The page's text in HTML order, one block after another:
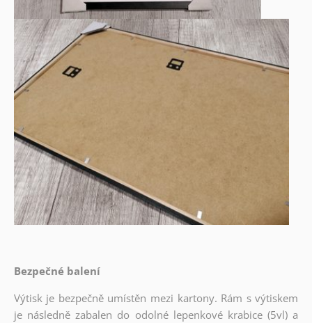
Bezpečné balení
Výtisk je bezpečně umístěn mezi kartony. Rám s výtiskem
je následně zabalen do odolné lepenkové krabice (5vl) a